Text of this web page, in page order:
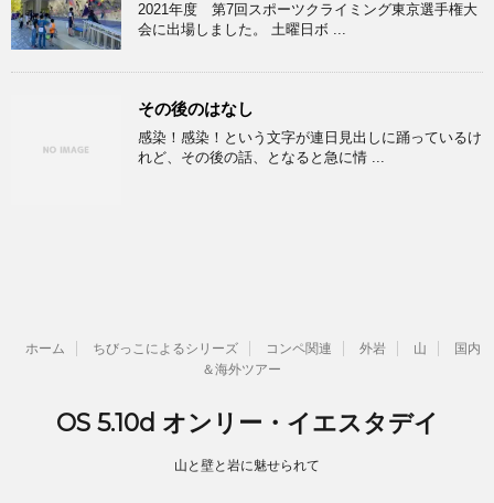
2021年度 第7回スポーツクライミング東京選手権大
会に出場しました。 土曜日ボ ...
その後のはなし
感染！感染！という文字が連日見出しに踊っているけ
れど、その後の話、となると急に情 ...
ホーム ちびっこによるシリーズ コンペ関連 外岩 山
国内
＆海外ツアー
OS 5.10d オンリー・イエスタデイ
山と壁と岩に魅せられて